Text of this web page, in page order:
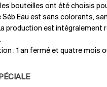
bouteilles ont été choisis
Séb Eau est sans colorants,
production est intégralement
: 1 an fermé et quatre mois